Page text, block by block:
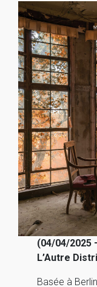
(04/04/2025
L’Autre
Basée à